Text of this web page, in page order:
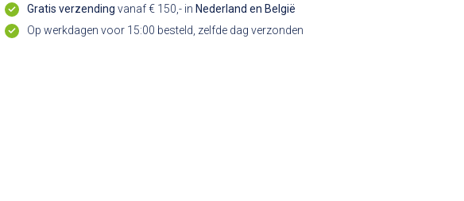
Gratis verzending vanaf € 150,- in Nederland en België
Op werkdagen voor 15:00 besteld, zelfde dag verzonden